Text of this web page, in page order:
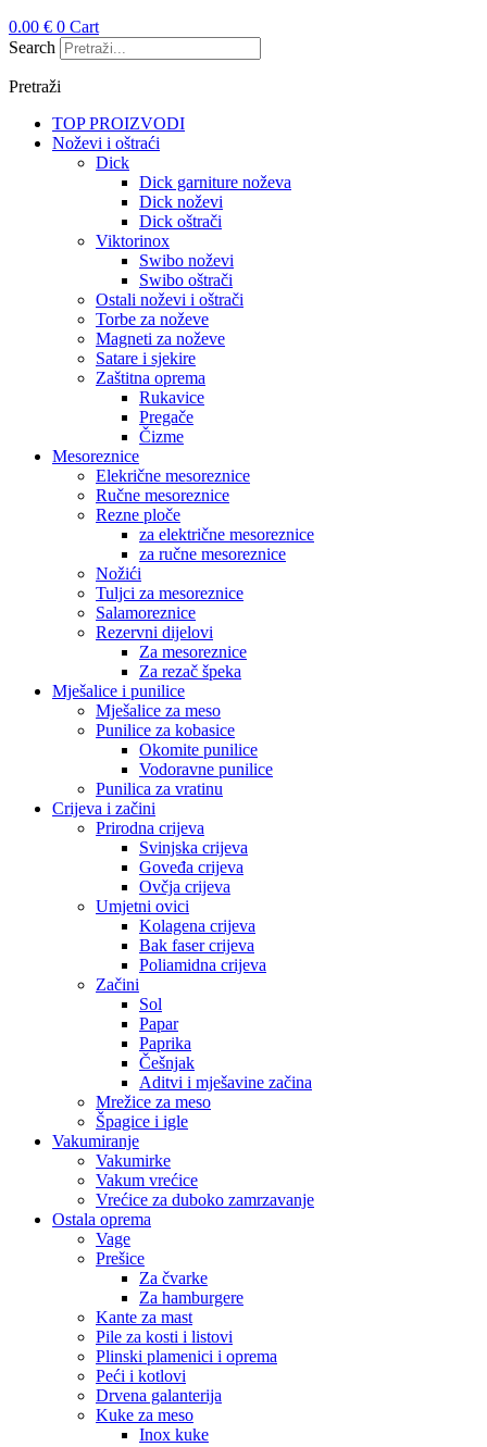
0.00 € 0 Cart
Search
Pretraži
TOP PROIZVODI
Noževi i oštraći
Dick
Dick garniture noževa
Dick noževi
Dick oštrači
Viktorinox
Swibo noževi
Swibo oštrači
Ostali noževi i oštrači
Torbe za noževe
Magneti za noževe
Satare i sjekire
Zaštitna oprema
Rukavice
Pregače
Čizme
Mesoreznice
Elekrične mesoreznice
Ručne mesoreznice
Rezne ploče
za električne mesoreznice
za ručne mesoreznice
Nožići
Tuljci za mesoreznice
Salamoreznice
Rezervni dijelovi
Za mesoreznice
Za rezač špeka
Mješalice i punilice
Mješalice za meso
Punilice za kobasice
Okomite punilice
Vodoravne punilice
Punilica za vratinu
Crijeva i začini
Prirodna crijeva
Svinjska crijeva
Goveđa crijeva
Ovčja crijeva
Umjetni ovici
Kolagena crijeva
Bak faser crijeva
Poliamidna crijeva
Začini
Sol
Papar
Paprika
Češnjak
Aditvi i mješavine začina
Mrežice za meso
Špagice i igle
Vakumiranje
Vakumirke
Vakum vrećice
Vrećice za duboko zamrzavanje
Ostala oprema
Vage
Prešice
Za čvarke
Za hamburgere
Kante za mast
Pile za kosti i listovi
Plinski plamenici i oprema
Peći i kotlovi
Drvena galanterija
Kuke za meso
Inox kuke